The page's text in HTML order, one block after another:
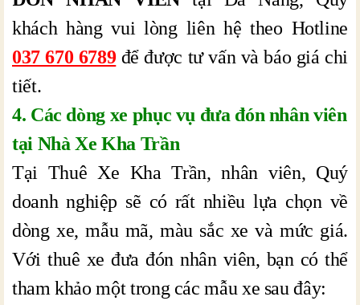
khách hàng vui lòng liên hệ theo Hotline
037 670 6789để được tư vấn và báo giá chi
tiết.
4. Các dòng xe phục vụ đưa đón nhân viên
tại Nhà Xe Kha Trần
Tại Thuê Xe Kha Trần, nhân viên, Quý
doanh nghiệp sẽ có rất nhiều lựa chọn về
dòng xe, mẫu mã, màu sắc xe và mức giá.
Với thuê xe đưa đón nhân viên, bạn có thể
tham khảo một trong các mẫu xe sau đây: